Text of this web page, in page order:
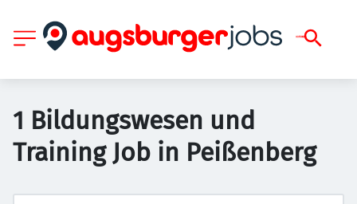
1 Bildungswesen und
Training Job in Peißenberg